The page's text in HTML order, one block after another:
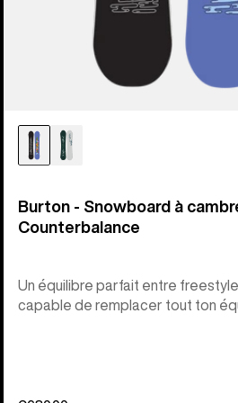
Burton - Snowboard à
Counterbalance
Un équilibre parfait entre
capable de remplacer tout ton